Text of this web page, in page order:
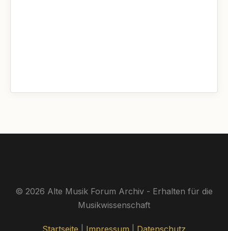
© 2026 Alte Musik Forum Archiv - Erhalten für die
Musikwissenschaft
Startseite Impressum Datenschutz